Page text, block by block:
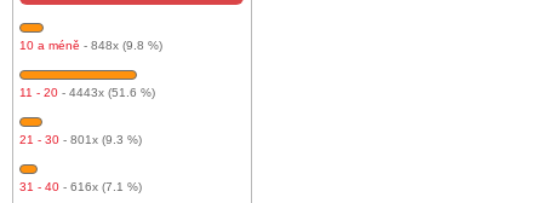
10 a méně - 848x (9.8 %)
11 - 20 - 4443x (51.6 %)
21 - 30 - 801x (9.3 %)
31 - 40 - 616x (7.1 %)